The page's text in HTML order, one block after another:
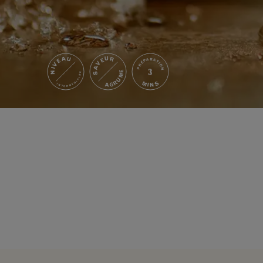
NIVEAU
INTERMÉDIAIRE
SAVEUR
AGRUME
PRÉPARATION
3
MINS